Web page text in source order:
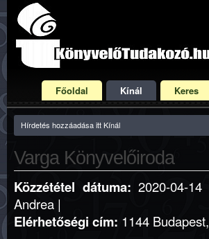
Főoldal Kínál Keres
Hírdetés hozzáadása itt Kínál
Varga Könyvelőiroda
Közzététel dátuma: 2020-04-
Andrea |
Elérhetőségi cím: 1144